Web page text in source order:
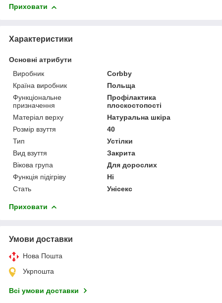
Приховати
Характеристики
Основні атрибути
Виробник
Corbby
Країна виробник
Польща
Функціональне
призначення
Профілактика
плоскостопості
Матеріал верху
Натуральна шкіра
Розмір взуття
40
Тип
Устілки
Вид взуття
Закрита
Вікова група
Для дорослих
Функція підігріву
Ні
Стать
Унісекс
Приховати
Умови доставки
Нова Пошта
Укрпошта
Всі умови доставки